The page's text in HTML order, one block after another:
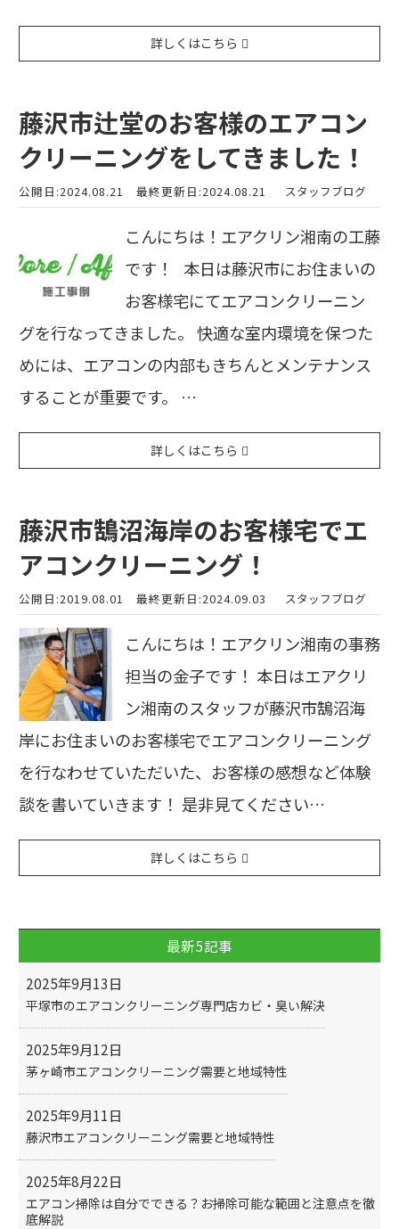
詳しくはこちら
藤沢市辻堂のお客様のエアコン
クリーニングをしてきました！
公開日:2024.08.21 最終更新日:2024.08.21 スタッフブログ
こんにちは！エアクリン湘南の工藤
です！ 本日は藤沢市にお住まいの
お客様宅にてエアコンクリーニン
グを行なってきました。 快適な室内環境を保つた
めには、エアコンの内部もきちんとメンテナンス
することが重要です。 …
詳しくはこちら
藤沢市鵠沼海岸のお客様宅でエ
アコンクリーニング！
公開日:2019.08.01 最終更新日:2024.09.03 スタッフブログ
こんにちは！エアクリン湘南の事務
担当の金子です！ 本日はエアクリ
ン湘南のスタッフが藤沢市鵠沼海
岸にお住まいのお客様宅でエアコンクリーニング
を行なわせていただいた、お客様の感想など体験
談を書いていきます！ 是非見てください…
詳しくはこちら
最新5記事
平塚市のエアコンクリーニング専門店カビ・臭い解決
2025年9月13日
茅ヶ崎市エアコンクリーニング需要と地域特性
2025年9月12日
藤沢市エアコンクリーニング需要と地域特性
2025年9月11日
エアコン掃除は自分でできる？お掃除可能な範囲と注意点を徹
底解説
2025年8月22日